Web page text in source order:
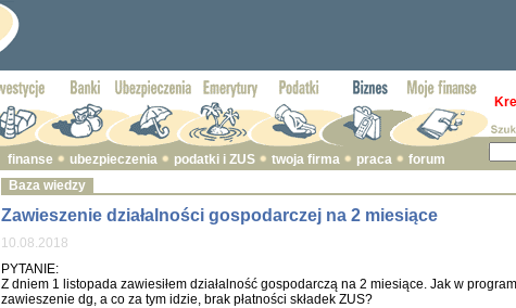
finanse ubezpieczenia podatki i ZUS twoja firma praca forum
Baza wiedzy
Zawieszenie działalności gospodarczej na 2 miesiące
10.08.2018
PYTANIE:
Z dniem 1 listopada zawiesiłem działalność gospodarczą na 2 miesiące. Jak w
zawieszenie dg, a co za tym idzie, brak płatności składek ZUS?